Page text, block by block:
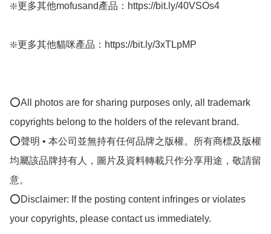
❇️更多其他mofusand產品：https://bit.ly/40VSOs4
❇️更多其他貓咪產品：https://bit.ly/3xTLpMP
⭕All photos are for sharing purposes only, all trademark
copyrights belong to the holders of the relevant brand.
⭕聲明 • 本公司並無持有任何品牌之版權。所有商標及版權
均屬該品牌持有人，圖片及資料轉載只作分享用途，敬請留
意。
⭕Disclaimer: If the posting content infringes or violates
your copyrights, please contact us immediately.